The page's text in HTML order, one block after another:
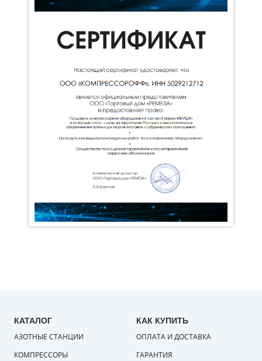
КАТАЛОГ
АЗОТНЫЕ СТАНЦИИ
КОМПРЕССОРЫ
КАК КУПИТЬ
ОПЛАТА И ДОСТАВКА
ГАРАНТИЯ